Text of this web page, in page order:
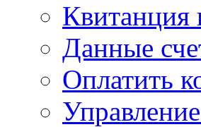
Квитанция
Данные
Оплатить